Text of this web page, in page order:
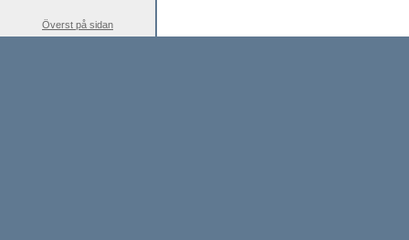
Överst på sidan